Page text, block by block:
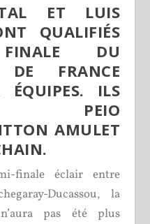
ET LUIS
QUALIFIÉS
DU
DE FRANCE
ILS
PEIO
AMULET
finale éclair entre
Ducassou, la
pas été plus